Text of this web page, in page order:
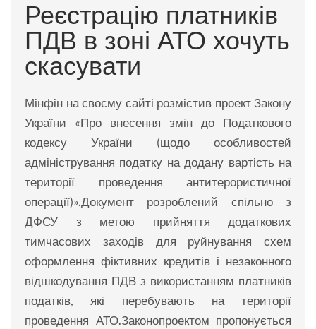
Реєстрацію платників
ПДВ в зоні АТО хочуть
скасувати
Мінфін на своєму сайті розмістив проект Закону
України «Про внесення змін до Податкового
кодексу України (щодо особливостей
адміністрування податку на додану вартість на
території проведення антитерористичної
операції)».Документ розроблений спільно з
ДФСУ з метою прийняття додаткових
тимчасових заходів для руйнування схем
оформлення фіктивних кредитів і незаконного
відшкодування ПДВ з використанням платників
податків, які перебувають на території
проведення АТО.Законопроектом пропонується